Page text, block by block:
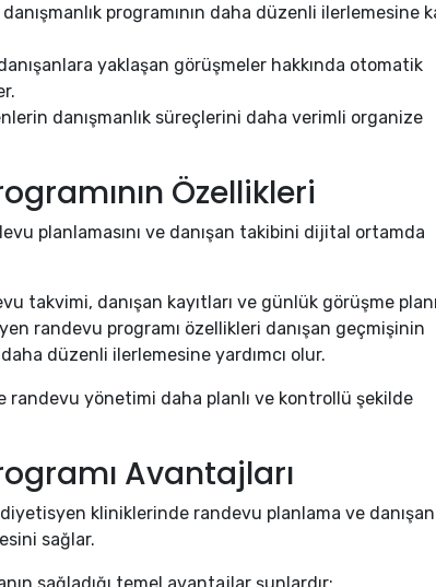
programının daha düzenli ilerlemesine
yaklaşan görüşmeler hakkında otomatik
danışmanlık süreçlerini daha verimli organize
Özellikleri
planlamasını ve danışan takibini dijital ortamda
takvimi, danışan kayıtları ve günlük görüşme
randevu programı özellikleri danışan geçmişinin
düzenli ilerlemesine yardımcı olur.
randevu yönetimi daha planlı ve kontrollü şekilde
Avantajları
kliniklerinde randevu planlama ve danışan
sağlar.